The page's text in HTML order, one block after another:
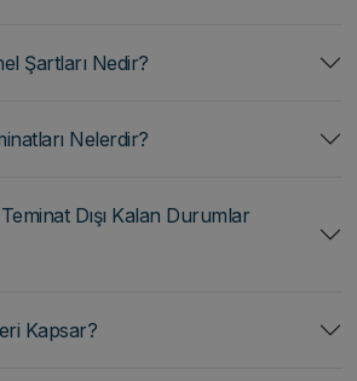
Şartları Nedir?
Nelerdir?
Dışı Kalan Durumlar
Kapsar?